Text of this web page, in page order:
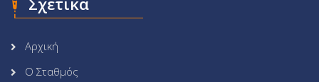
Αρχική
Ο Σταθμός